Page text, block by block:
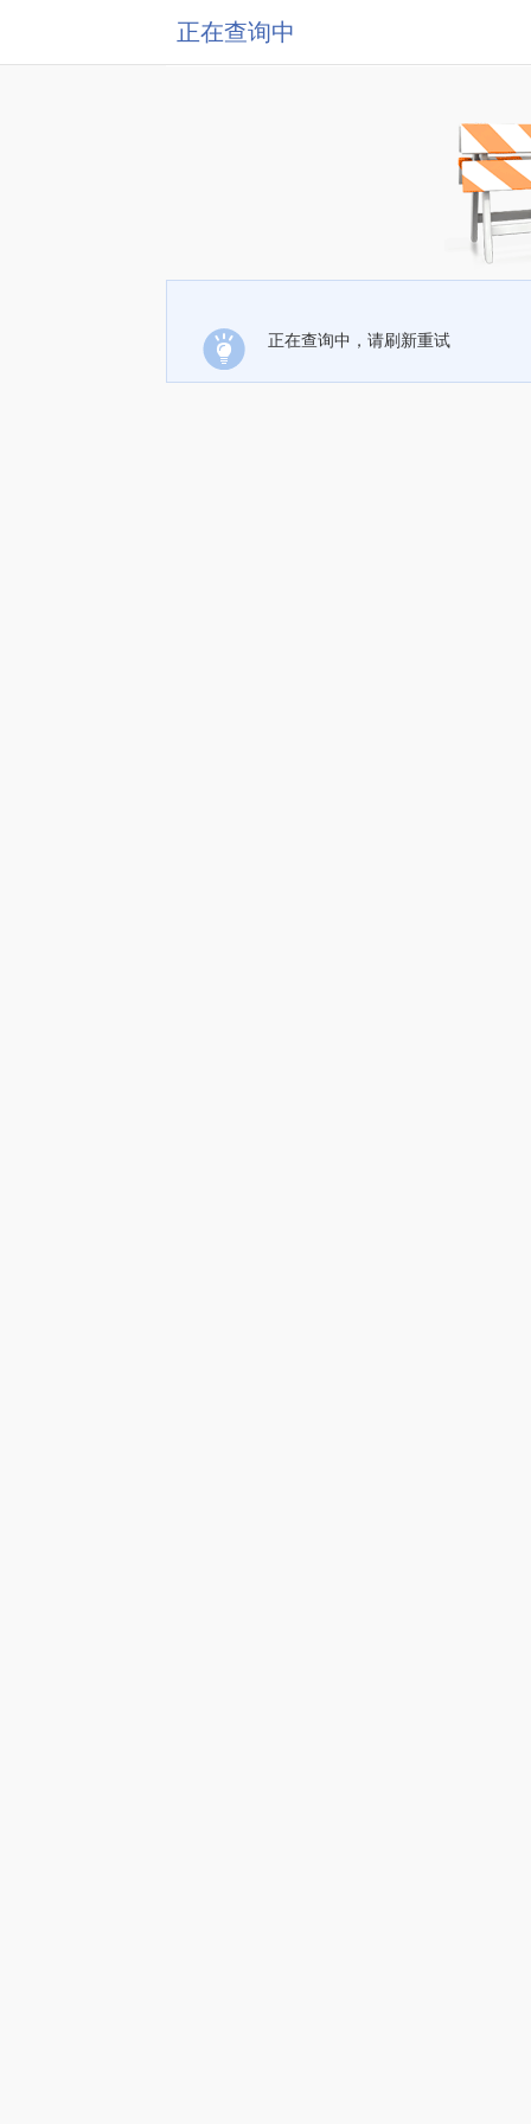
正在查询中
正在查询中，请刷新重试